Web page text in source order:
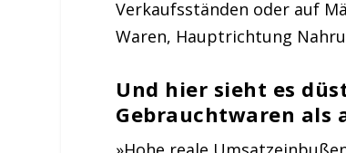
Verkaufsständen oder auf
Waren, Hauptrichtung
Und hier sieht es
Gebrauchtwaren als